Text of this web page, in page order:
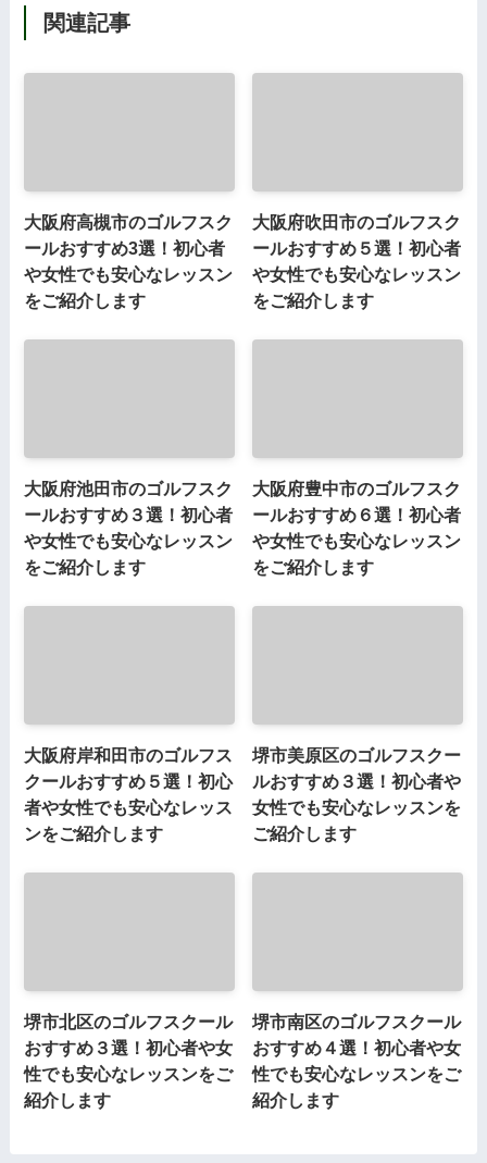
関連記事
大阪府高槻市のゴルフスク
ールおすすめ3選！初心者
や女性でも安心なレッスン
をご紹介します
大阪府吹田市のゴルフスク
ールおすすめ５選！初心者
や女性でも安心なレッスン
をご紹介します
大阪府池田市のゴルフスク
ールおすすめ３選！初心者
や女性でも安心なレッスン
をご紹介します
大阪府豊中市のゴルフスク
ールおすすめ６選！初心者
や女性でも安心なレッスン
をご紹介します
大阪府岸和田市のゴルフス
クールおすすめ５選！初心
者や女性でも安心なレッス
ンをご紹介します
堺市美原区のゴルフスクー
ルおすすめ３選！初心者や
女性でも安心なレッスンを
ご紹介します
堺市北区のゴルフスクール
おすすめ３選！初心者や女
性でも安心なレッスンをご
紹介します
堺市南区のゴルフスクール
おすすめ４選！初心者や女
性でも安心なレッスンをご
紹介します